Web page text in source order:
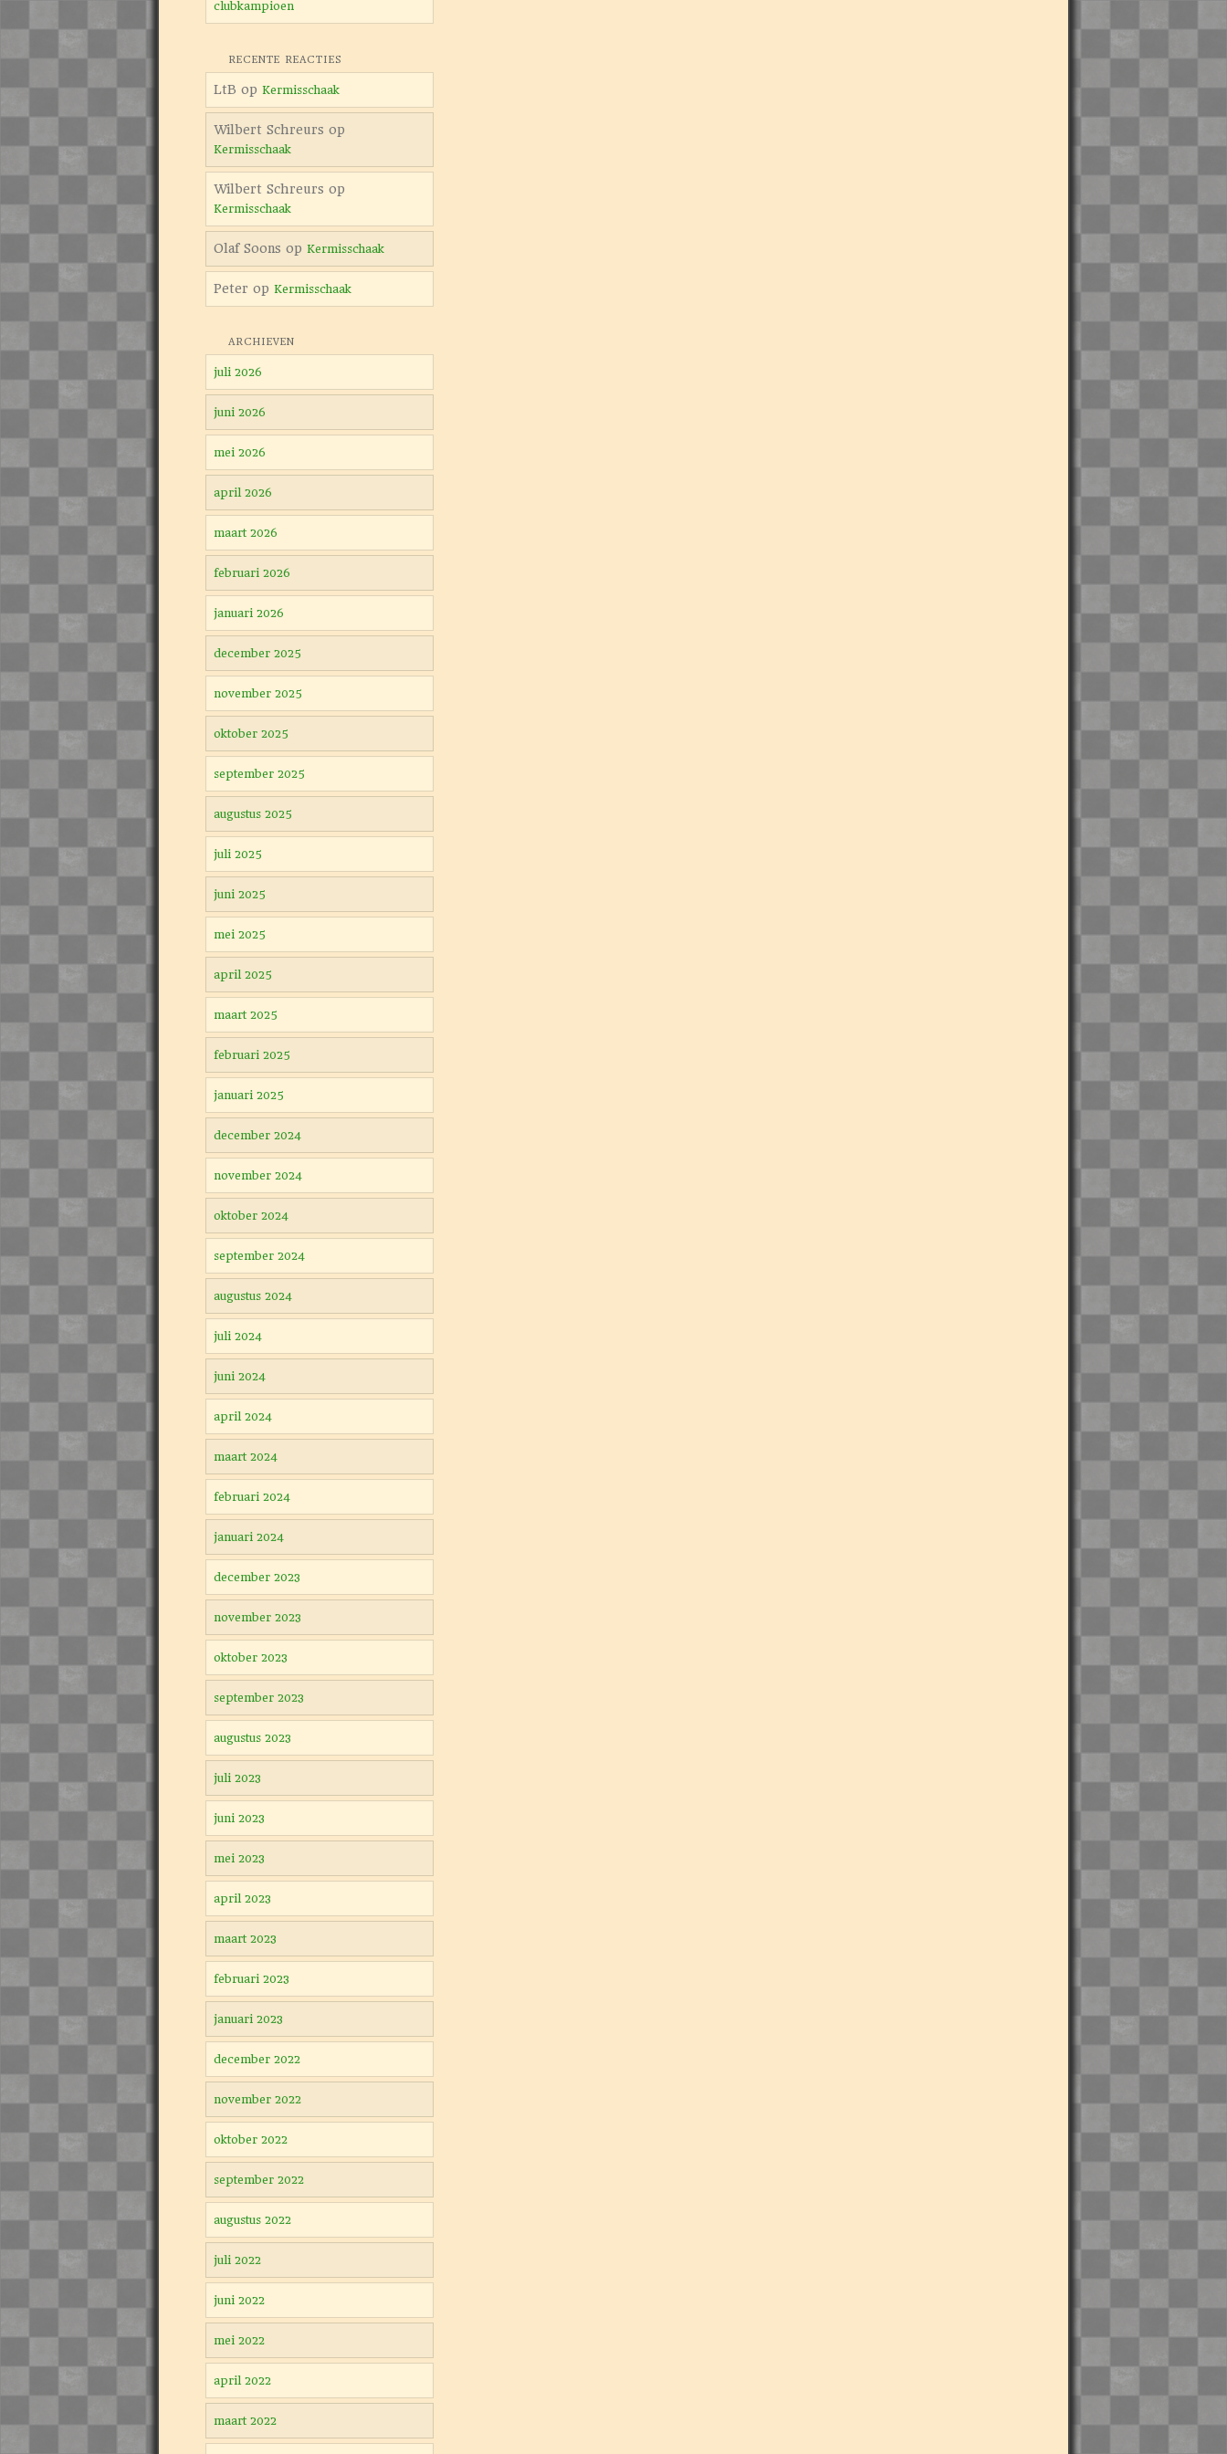
clubkampioen
RECENTE REACTIES
LtB op Kermisschaak
Wilbert Schreurs op
Kermisschaak
Wilbert Schreurs op
Kermisschaak
Olaf Soons op Kermisschaak
Peter op Kermisschaak
ARCHIEVEN
juli 2026
juni 2026
mei 2026
april 2026
maart 2026
februari 2026
januari 2026
december 2025
november 2025
oktober 2025
september 2025
augustus 2025
juli 2025
juni 2025
mei 2025
april 2025
maart 2025
februari 2025
januari 2025
december 2024
november 2024
oktober 2024
september 2024
augustus 2024
juli 2024
juni 2024
april 2024
maart 2024
februari 2024
januari 2024
december 2023
november 2023
oktober 2023
september 2023
augustus 2023
juli 2023
juni 2023
mei 2023
april 2023
maart 2023
februari 2023
januari 2023
december 2022
november 2022
oktober 2022
september 2022
augustus 2022
juli 2022
juni 2022
mei 2022
april 2022
maart 2022